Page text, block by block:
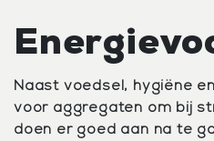
Naast voedsel, hygiëne
voor aggregaten om bij
doen er goed aan na te